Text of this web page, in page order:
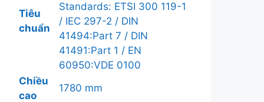
Tiêu
chuẩn
Standards: ETSI 300 119-1
/ IEC 297-2 / DIN
41494:Part 7 / DIN
41491:Part 1 / EN
60950:VDE 0100
Chiều
cao
1780 mm